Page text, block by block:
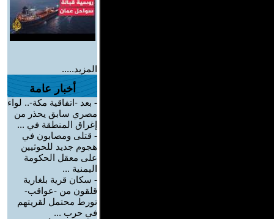
المزيد.....
أخبار عامة
- بعد -اتفاقية مكة-.. لواء
مصري سابق يحذر من
إغراق المنطقة في ...
- قتلى ومصابون في
هجوم جديد للحوثيين
على معقل الحكومة
اليمنية ...
- سكان قرية بلغارية
قلقون من -عواقب-
تورط محتمل لقريتهم
في حرب ...